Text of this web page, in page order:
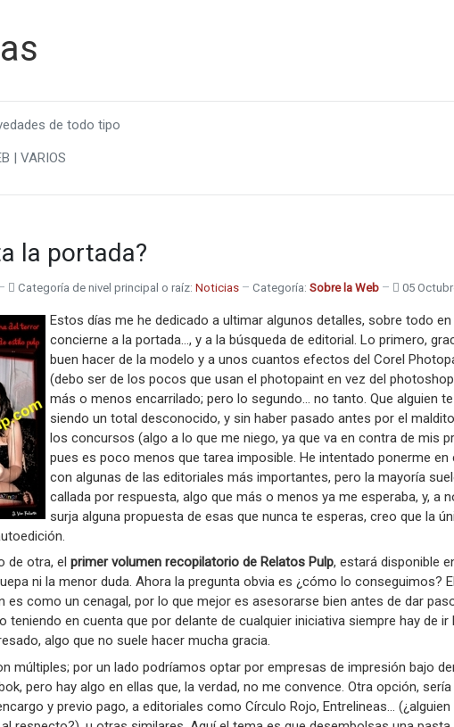
de todo tipo
| VARIOS
la portada?
Categoría de nivel principal o raíz: Noticias Categoría: Sobre la Web 05
Estos días me he dedicado a ultimar algunos detalles, sobre todo en
concierne a la portada…, y a la búsqueda de editorial. Lo primero,
buen hacer de la modelo y a unos cuantos efectos del Corel
(debo ser de los pocos que usan el photopaint en vez del
más o menos encarrilado; pero lo segundo… no tanto. Que alguien te
siendo un total desconocido, y sin haber pasado antes por el
los concursos (algo a lo que me niego, ya que va en contra de mis
pues es poco menos que tarea imposible. He intentado ponerme
con algunas de las editoriales más importantes, pero la mayoría
callada por respuesta, algo que más o menos ya me esperaba, y, a
surja alguna propuesta de esas que nunca te esperas, creo que la
de otra, el primer volumen recopilatorio de Relatos Pulp, estará disponible
ni la menor duda. Ahora la pregunta obvia es ¿cómo lo conseguimos?
es como un cenagal, por lo que mejor es asesorarse bien antes de dar
teniendo en cuenta que por delante de cualquier iniciativa siempre hay de ir
algo que no suele hacer mucha gracia.
múltiples; por un lado podríamos optar por empresas de impresión bajo
pero hay algo en ellas que, la verdad, no me convence. Otra opción,
y previo pago, a editoriales como Círculo Rojo, Entrelineas… (¿alguien